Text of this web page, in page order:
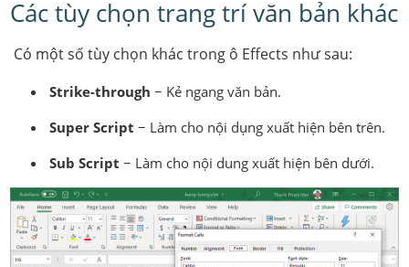
Các tùy chọn trang trí văn bản khác
Có một số tùy chọn khác trong ô Effects như sau:
Strike-through − Kẻ ngang văn bản.
Super Script − Làm cho nội dụng xuất hiện bên trên.
Sub Script − Làm cho nội dung xuất hiện bên dưới.